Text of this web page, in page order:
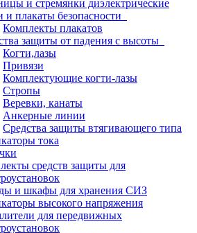
и стремянки диэлектрические
и плакаты безопасности
Комплекты плакатов
защиты от падения с высоты
Когти,лазы
Привязи
Комплектующие когти-лазы
Стропы
Веревки, канаты
Анкерные линии
Средства защиты втягивающего типа
тока
средств защиты для
и шкафы для хранения СИЗ
высокого напряжения
для передвижных